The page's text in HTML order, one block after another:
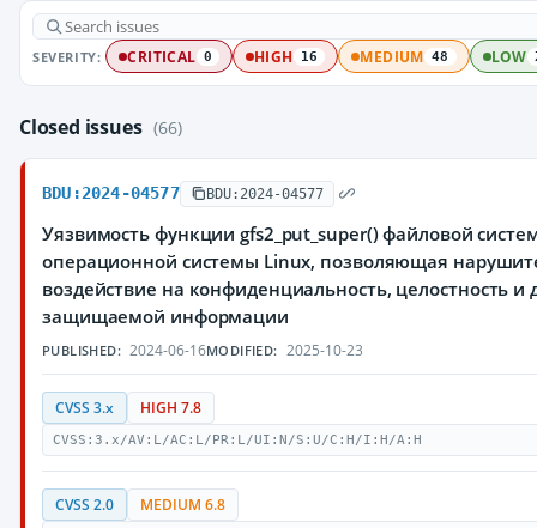
SEVERITY: CRITICAL 0 HIGH 16 MEDIUM 48 LOW
Closed issues (66)
BDU:2024-04577 BDU:2024-04577
Уязвимость функции gfs2_put_super() файловой
операционной системы Linux, позволяющая
воздействие на конфиденциальность, целостность и
защищаемой информации
PUBLISHED: 2024-06-16MODIFIED: 2025-10-23
CVSS 3.x HIGH 7.8
CVSS:3.x/AV:L/AC:L/PR:L/UI:N/S:U/C:H/I:H/A:H
CVSS 2.0 MEDIUM 6.8